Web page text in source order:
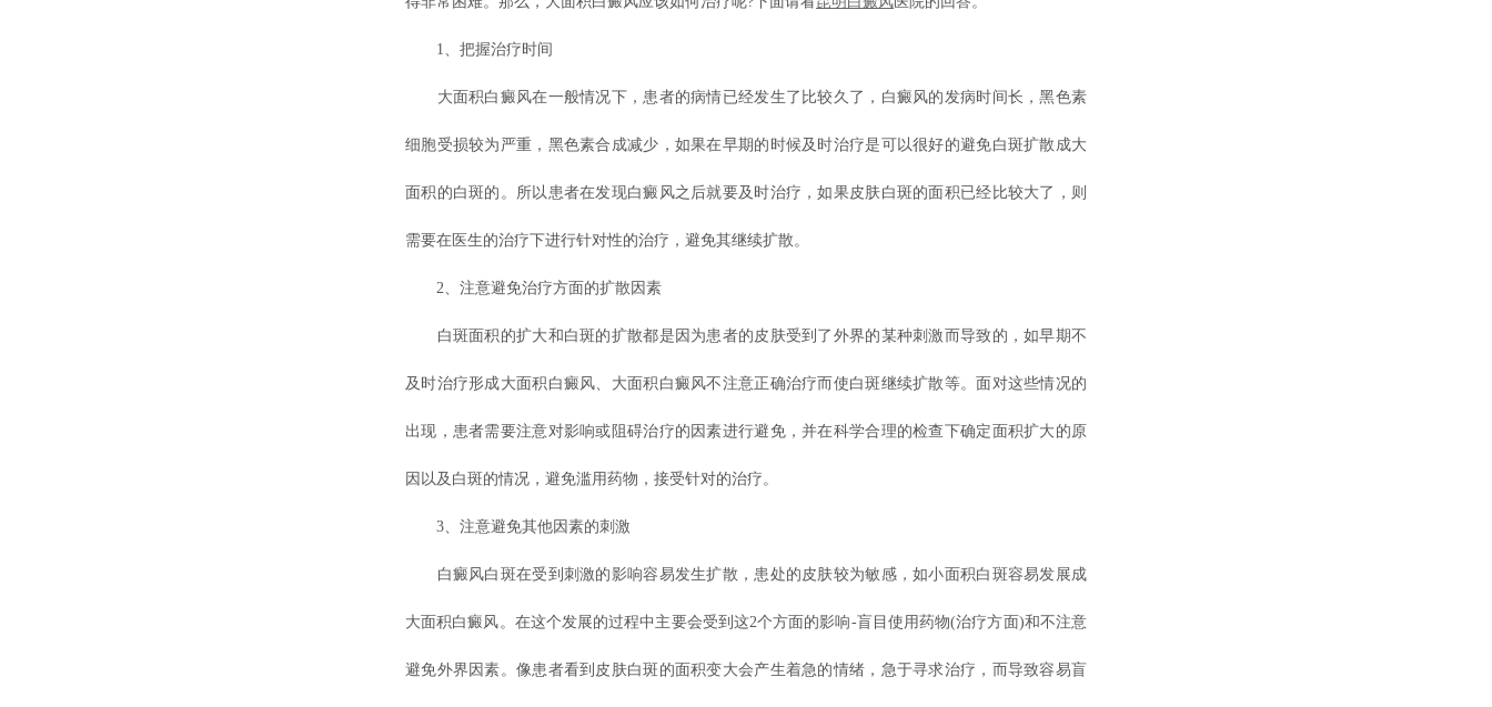
1、把握治疗时间
大面积白癜风在一般情况下，患者的病情已经发生了比较久了，白癜风的发病时间长，黑色素
细胞受损较为严重，黑色素合成减少，如果在早期的时候及时治疗是可以很好的避免白斑扩散成大
面积的白斑的。所以患者在发现白癜风之后就要及时治疗，如果皮肤白斑的面积已经比较大了，则
需要在医生的治疗下进行针对性的治疗，避免其继续扩散。
2、注意避免治疗方面的扩散因素
白斑面积的扩大和白斑的扩散都是因为患者的皮肤受到了外界的某种刺激而导致的，如早期不
及时治疗形成大面积白癜风、大面积白癜风不注意正确治疗而使白斑继续扩散等。面对这些情况的
出现，患者需要注意对影响或阻碍治疗的因素进行避免，并在科学合理的检查下确定面积扩大的原
因以及白斑的情况，避免滥用药物，接受针对的治疗。
3、注意避免其他因素的刺激
白癜风白斑在受到刺激的影响容易发生扩散，患处的皮肤较为敏感，如小面积白斑容易发展成
大面积白癜风。在这个发展的过程中主要会受到这2个方面的影响-盲目使用药物(治疗方面)和不注意
避免外界因素。像患者看到皮肤白斑的面积变大会产生着急的情绪，急于寻求治疗，而导致容易盲